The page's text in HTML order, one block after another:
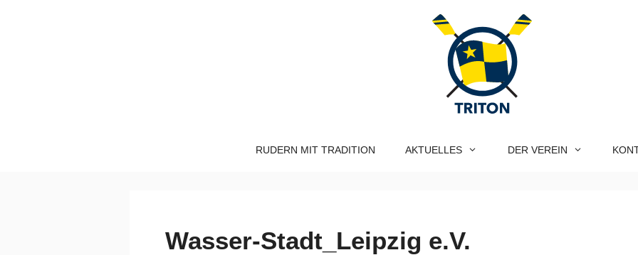
RUDERN MIT TRADITION AKTUELLES DER VEREIN
Wasser-Stadt_Leipzig e.V.